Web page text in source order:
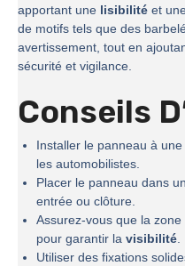
apportant une lisibilité et
de motifs tels que des
avertissement, tout en
sécurité et vigilance.
Conseils
Installer le panneau à
les automobilistes.
Placer le panneau dans
entrée ou clôture.
Assurez-vous que la
pour garantir la visibilité.
Utiliser des fixations